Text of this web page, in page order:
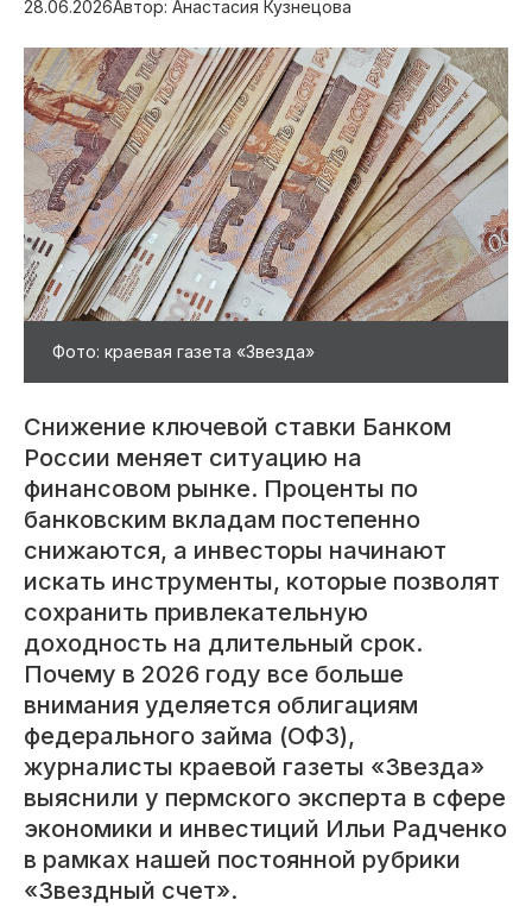
Благоустройство
28.06.2026Автор: Анастасия Кузнецова
Фото: краевая газета «Звезда»
Снижение ключевой ставки Банком
России меняет ситуацию на
финансовом рынке. Проценты по
банковским вкладам постепенно
снижаются, а инвесторы начинают
искать инструменты, которые позволят
сохранить привлекательную
доходность на длительный срок.
Почему в 2026 году все больше
внимания уделяется облигациям
федерального займа (ОФЗ),
журналисты краевой газеты «Звезда»
выяснили у пермского эксперта в сфере
экономики и инвестиций Ильи Радченко
в рамках нашей постоянной рубрики
«Звездный счет».